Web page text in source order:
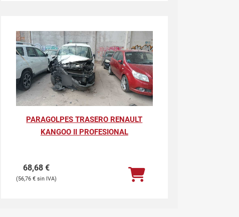
PARAGOLPES TRASERO RENAULT
KANGOO II PROFESIONAL
68,68 €
56,76 €